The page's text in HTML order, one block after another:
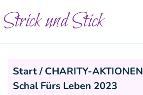
Strick und Stick
Start/CHARITY-AKTIONEN
Schal Fürs Leben 2023